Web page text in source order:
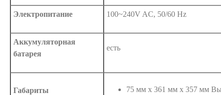
Электропитание 100~240V AC, 50/60 Hz
Аккумуляторная
батарея
есть
Габариты 75 мм х 361 мм х 357 мм